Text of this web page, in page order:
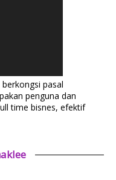
pasal
penguna dan
time bisnes, efektif